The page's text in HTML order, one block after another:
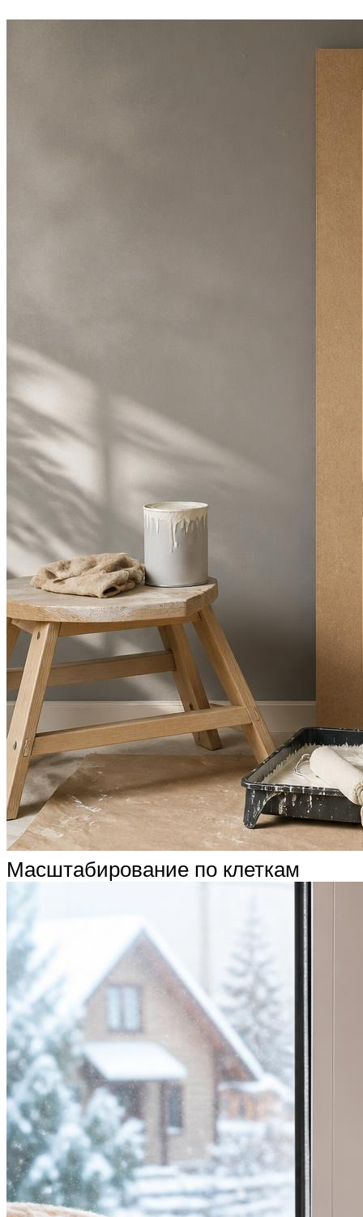
Масштабирование по клеткам